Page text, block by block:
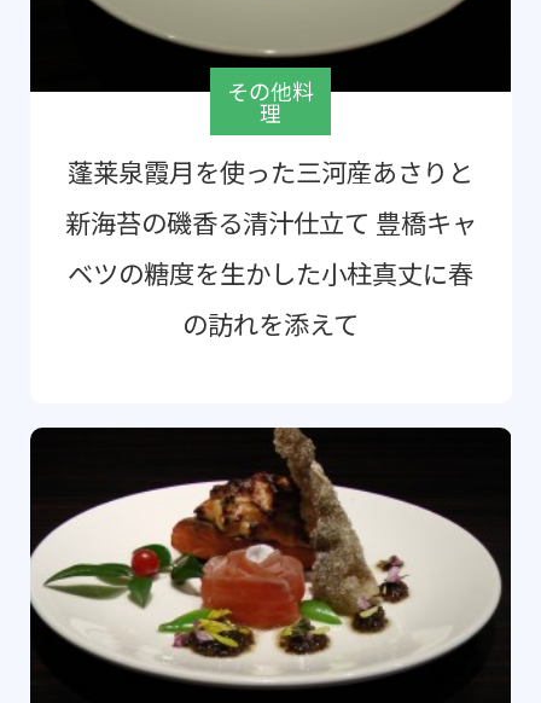
その他料
理
蓬莱泉霞月を使った三河産あさりと
新海苔の磯香る清汁仕立て 豊橋キャ
ベツの糖度を生かした小柱真丈に春
の訪れを添えて